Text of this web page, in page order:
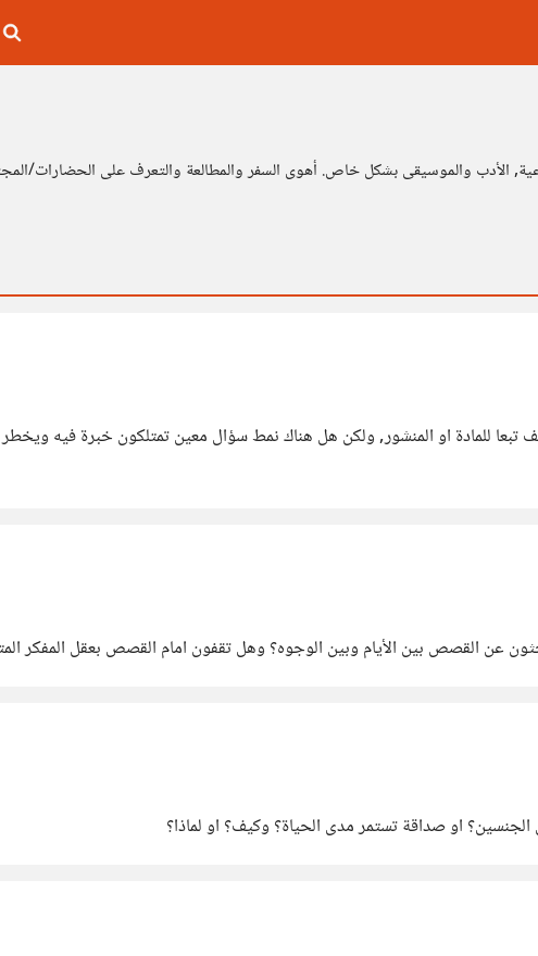
الأدب والموسيقى بشكل خاص. أهوى السفر والمطالعة والتعرف على الحضارات/
للمادة او المنشور, ولكن هل هناك نمط سؤال معين تمتلكون خبرة فيه ويخطر
عن القصص بين الأيام وبين الوجوه؟ وهل تقفون امام القصص بعقل المفكر
او صداقة تستمر مدى الحياة؟ وكيف؟ او لماذا؟